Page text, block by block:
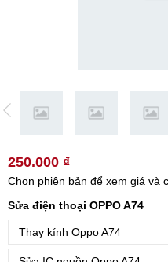
250.000 ₫
Chọn phiên bản để xem giá và
Sửa điện thoại OPPO A74
Thay kính Oppo A74